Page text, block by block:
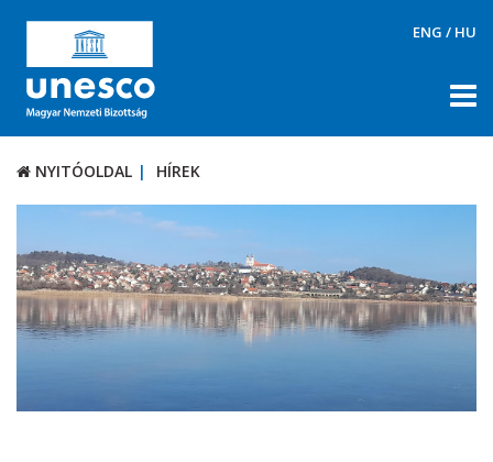
ENG / HU
NYITÓOLDAL HÍREK
RÓLUNK
TÉMÁK
DOKUMENTUMTÁR
PÁLYÁZATOK / DÍJAK
KAPCSOLAT
NYITÓOLDAL HÍREK